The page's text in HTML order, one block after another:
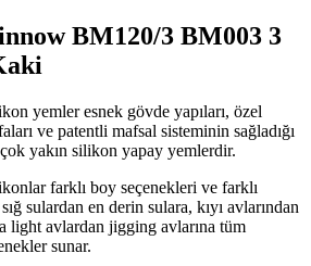
BM120/3 BM003 3
yemler esnek gövde yapıları, özel
ve patentli mafsal sisteminin sağladığı
yakın silikon yapay yemlerdir.
farklı boy seçenekleri ve farklı
sulardan en derin sulara, kıyı avlarından
light avlardan jigging avlarına tüm
sunar.